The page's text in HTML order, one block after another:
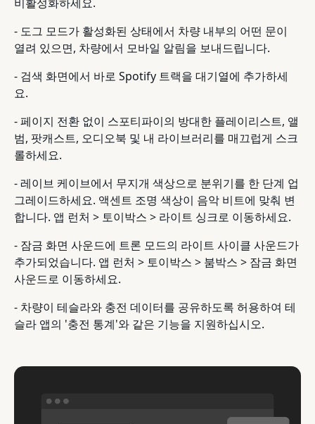
- 도그 모드가 활성화된 상태에서 차량 내부의 어떤 문이
열려 있으면, 차량에서 모바일 알림을 보내드립니다.
- 검색 화면에서 바로 Spotify 트랙을 대기열에 추가하세
요.
- 페이지 전환 없이 스포티파이의 방대한 플레이리스트, 앨
범, 팟캐스트, 오디오북 및 내 라이브러리를 매끄럽게 스크
롤하세요.
- 레이브 케이브에서 무지개 색상으로 분위기를 한 단계 업
그레이드하세요. 액센트 조명 색상이 음악 비트에 맞춰 변
합니다. 앱 런처 > 토이박스 > 라이트 싱크로 이동하세요.
- 잠금 화면 사운드에 트론 모드의 라이트 사이클 사운드가
추가되었습니다. 앱 런처 > 토이박스 > 붐박스 > 잠금 화면
사운드로 이동하세요.
- 차량이 테슬라와 충전 데이터를 공유하도록 허용하여 테
슬라 앱의 '충전 통계'와 같은 기능을 지원하십시오.